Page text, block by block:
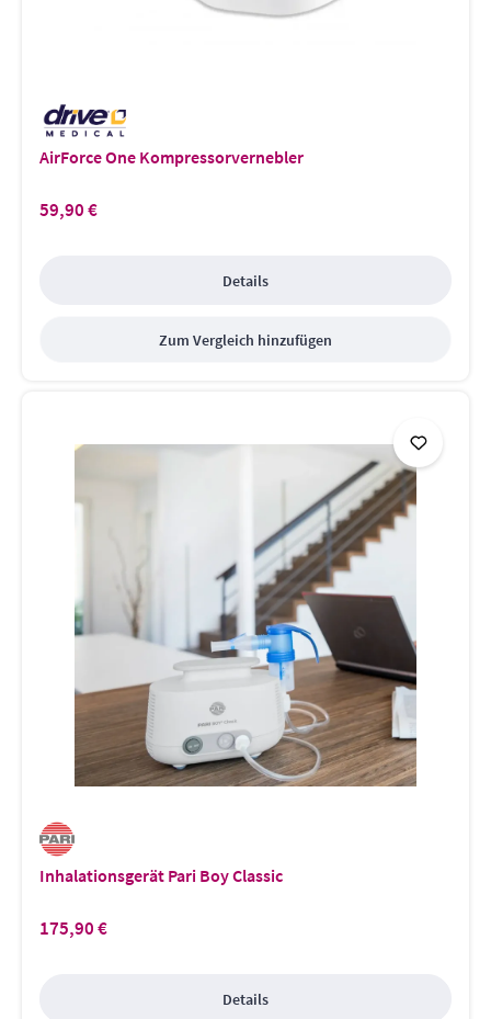
AirForce One Kompressorvernebler
Regulärer Preis:
59,90 €
Details
Zum Vergleich hinzufügen
Inhalationsgerät Pari Boy Classic
Regulärer Preis:
175,90 €
Details